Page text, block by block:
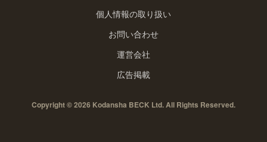
個人情報の取り扱い
お問い合わせ
運営会社
広告掲載
Copyright © 2026 Kodansha BECK Ltd. All Rights Reserved.